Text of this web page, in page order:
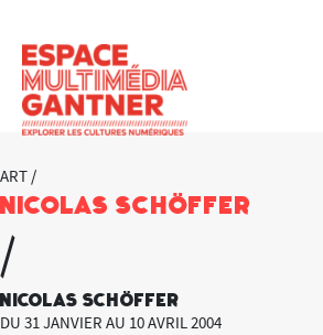
ART /
Nicolas Schöffer
/
Nicolas Schöffer
DU 31 JANVIER AU 10 AVRIL 2004